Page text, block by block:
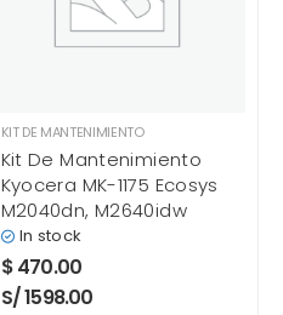
KIT DE MANTENIMIENTO
Kit De Mantenimiento
Kyocera MK-1175 Ecosys
M2040dn, M2640idw
In stock
$470.00
S/ 1598.00